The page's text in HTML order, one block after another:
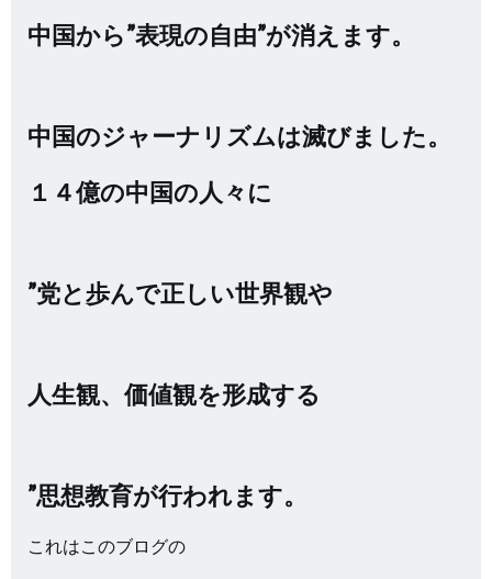
中国から”表現の自由”が消えます。
中国のジャーナリズムは滅びました。
１４億の中国の人々に
”党と歩んで正しい世界観や
人生観、価値観を形成する
”思想教育が行われます。
これはこのブログの